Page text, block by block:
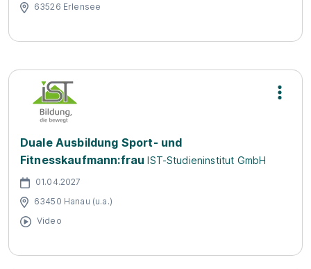
63526 Erlensee
Duale Ausbildung Sport- und
Fitnesskaufmann:frau IST-Studieninstitut GmbH
01.04.2027
63450 Hanau (u.a.)
Video